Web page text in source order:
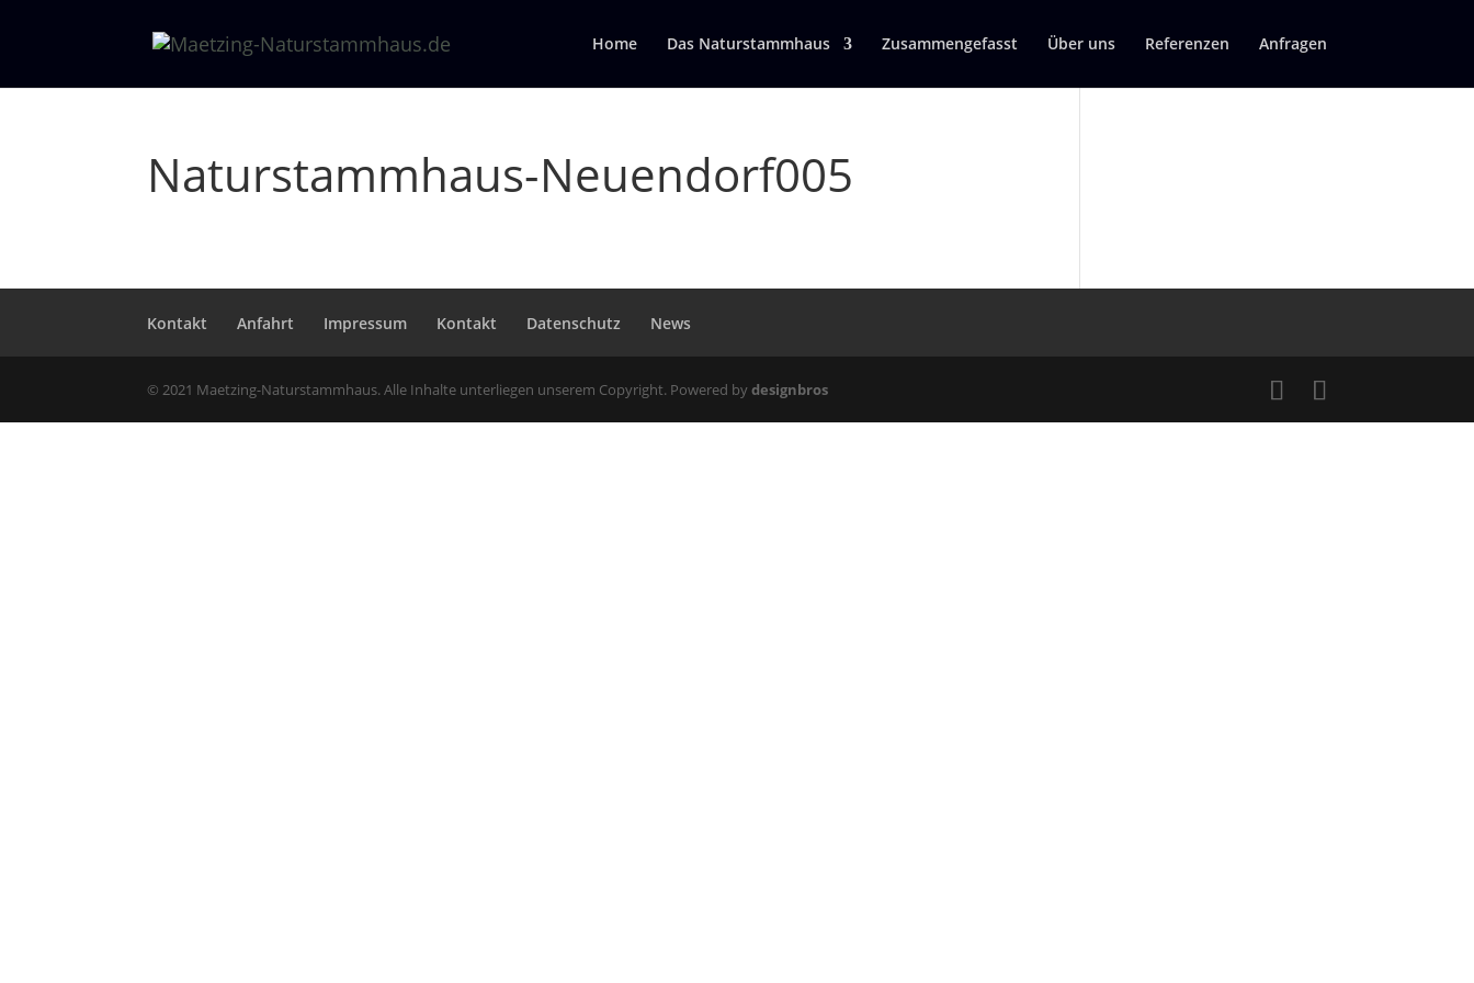
Home Das Naturstammhaus Zusammengefasst Über uns Referenzen Anfragen
Naturstammhaus-Neuendorf005
Kontakt Anfahrt Impressum Kontakt Datenschutz News
© 2021 Maetzing-Naturstammhaus. Alle Inhalte unterliegen unserem Copyright. Powered bydesignbros